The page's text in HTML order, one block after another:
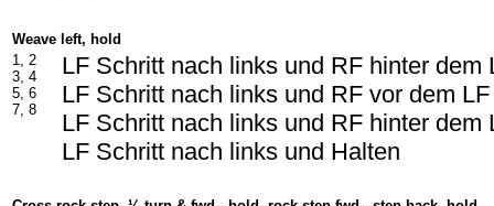
Weave left, hold
1, 2
3, 4
5, 6
7, 8
LF Schritt nach links und RF hinter
LF Schritt nach links und RF vor dem
LF Schritt nach links und RF hinter dem
LF Schritt nach links und Halten